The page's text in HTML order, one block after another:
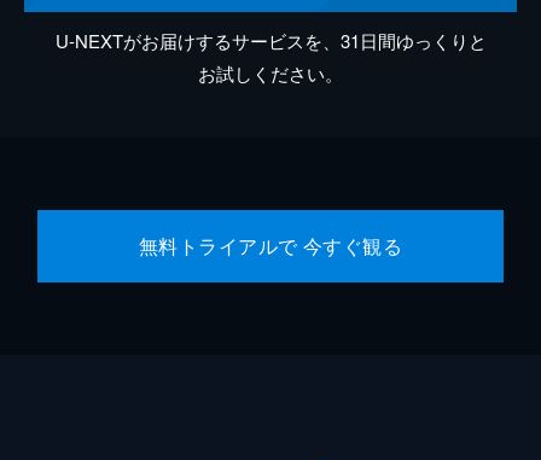
U-NEXTがお届けするサービスを、31日間ゆっくりと
お試しください。
無料トライアルで 今すぐ観る